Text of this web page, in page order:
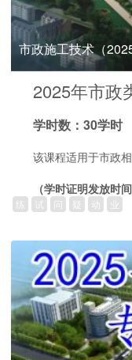
市政施工技术（2025
2025年市政
学时数：30学时
该课程适用于市政
（学时证明发放时
练 试 问 疑 动 业